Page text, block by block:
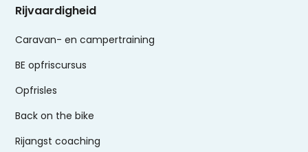
Rijvaardigheid
Caravan- en campertraining
BE opfriscursus
Opfrisles
Back on the bike
Rijangst coaching